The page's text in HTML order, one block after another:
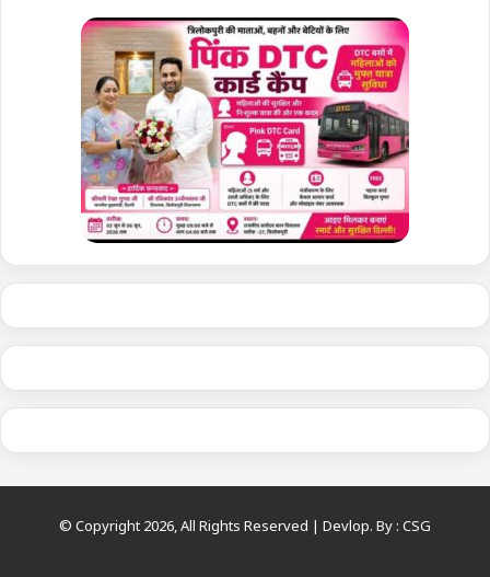
© Copyright 2026, All Rights Reserved | Devlop. By : CSG